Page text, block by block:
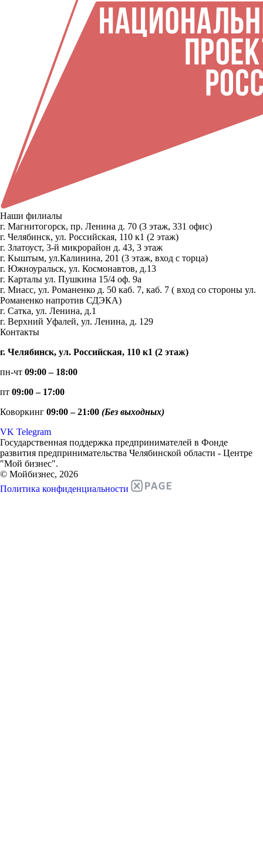
Наши филиалы
г. Магнитогорск, пр. Ленина д. 70 (3 этаж, 331 офис)
г. Челябинск, ул. Российская, 110 к1 (2 этаж)
г. Златоуст, 3-й микрорайон д. 43, 3 этаж
г. Кыштым, ул.Калинина, 201 (3 этаж, вход с торца)
г. Южноуральск, ул. Космонавтов, д.13
г. Карталы ул. Пушкина 15/4 оф. 9а
г. Миасс, ул. Романенко д. 50 каб. 7, каб. 7 ( вход со стороны ул.
Романенко напротив СДЭКА)
г. Сатка, ул. Ленина, д.1
г. Верхний Уфалей, ул. Ленина, д. 129
Контакты
г. Челябинск, ул. Российская, 110 к1 (2 этаж)
пн-чт 09:00 – 18:00
пт 09:00 – 17:00
Коворкинг 09:00 – 21:00 (Без выходных)
VK Telegram
Государственная поддержка предпринимателей в Фонде
развития предпринимательства Челябинской области - Центре
"Мой бизнес".
© Мойбизнес, 2026
Политика конфиденциальности